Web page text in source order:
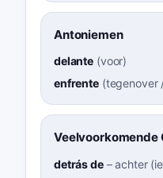
Antoniemen
delante (voor)
enfrente(tegenover
Veelvoorkomende
detrás de–achter